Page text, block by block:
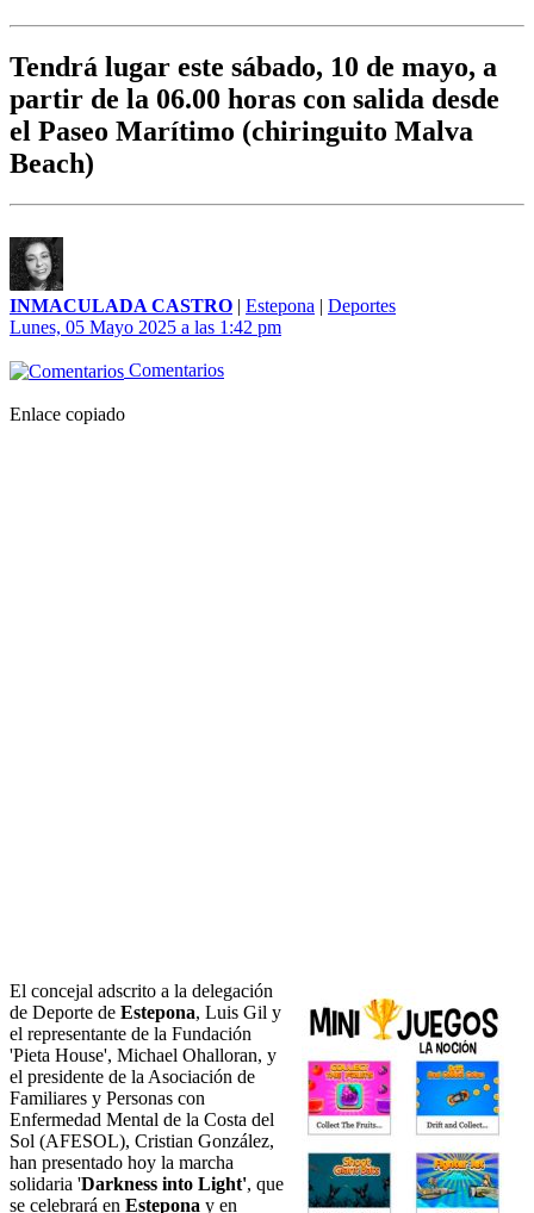
Tendrá lugar este sábado, 10 de mayo, a
partir de la 06.00 horas con salida desde
el Paseo Marítimo (chiringuito Malva
Beach)
INMACULADA CASTRO | Estepona | Deportes
Lunes, 05 Mayo 2025 a las 1:42 pm
Comentarios
Enlace copiado
El concejal adscrito a la delegación
de Deporte de Estepona, Luis Gil y
el representante de la Fundación
'Pieta House', Michael Ohalloran, y
el presidente de la Asociación de
Familiares y Personas con
Enfermedad Mental de la Costa del
Sol (AFESOL), Cristian González,
han presentado hoy la marcha
solidaria 'Darkness into Light', que
se celebrará en Estepona y en